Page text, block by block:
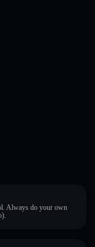
Always do your own